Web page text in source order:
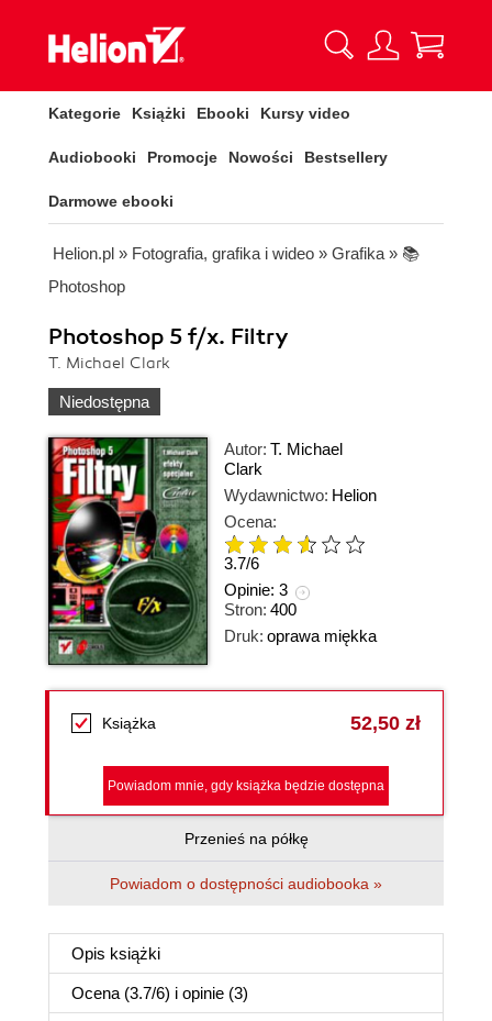
Kategorie Książki Ebooki Kursy video
Audiobooki Promocje Nowości Bestsellery
Darmowe ebooki
Helion.pl » Fotografia, grafika i wideo » Grafika » 📚
Photoshop
Photoshop 5 f/x. Filtry
T. Michael Clark
Niedostępna
Autor: T. Michael
Clark
Wydawnictwo: Helion
Ocena:
3.7/6
Opinie: 3
Stron: 400
Druk: oprawa miękka
Książka 52,50 zł
Powiadom mnie, gdy książka będzie dostępna
Przenieś na półkę
Powiadom o dostępności audiobooka »
Opis książki
Ocena (3.7/6) i opinie (3)